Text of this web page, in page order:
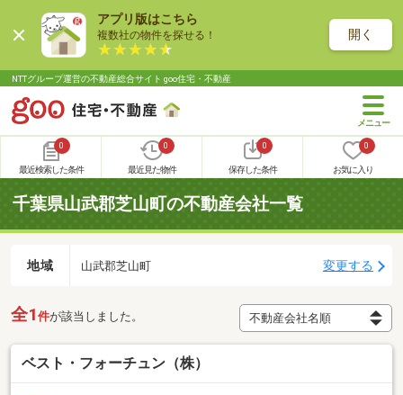
アプリ版はこちら
複数社の物件を探せる！ 開く
NTTグループ運営の不動産総合サイト goo住宅・不動産
0
最近検索した条件
0
最近見た物件
0
保存した条件
0
お気に入り
千葉県山武郡芝山町の不動産会社一覧
地域 山武郡芝山町 変更する
全1 件が該当しました。
ベスト・フォーチュン（株）